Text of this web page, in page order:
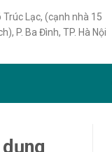
Trúc Lạc, (cạnh nhà 15
P. Ba Đình, TP. Hà Nội